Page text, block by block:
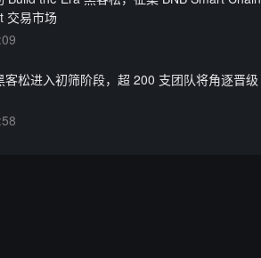
交易市场
客松进入初筛阶段，超 200 支团队将角逐晋级